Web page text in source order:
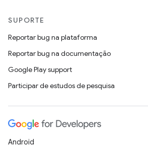
SUPORTE
Reportar bug na plataforma
Reportar bug na documentação
Google Play support
Participar de estudos de pesquisa
Android